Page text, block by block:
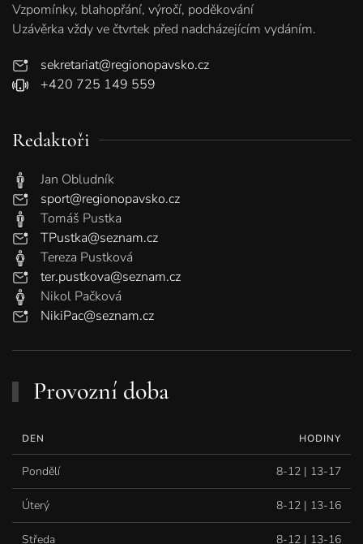
Vzpomínky, blahopřání, výročí, poděkování
Uzávěrka vždy ve čtvrtek před nadcházejícím vydáním.
sekretariat@regionopavsko.cz
+420 725 149 559
Redaktoři
Jan Obludník
sport@regionopavsko.cz
Tomáš Pustka
TPustka@seznam.cz
Tereza Pustková
ter.pustkova@seznam.cz
Nikol Pačková
NikiPac@seznam.cz
Provozní doba
DEN HODINY
Pondělí 8-12 | 13-17
Úterý 8-12 | 13-16
Středa 8-12 | 13-16